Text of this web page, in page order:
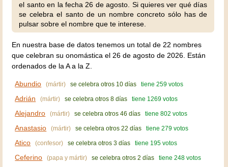
el santo en la fecha 26 de agosto. Si quieres ver qué días
se celebra el santo de un nombre concreto sólo has de
pulsar sobre el nombre que te interese.
En nuestra base de datos tenemos un total de 22 nombres
que celebran su onomástica el 26 de agosto de 2026. Están
ordenados de la A a la Z.
Abundio (mártir) se celebra otros 10 días tiene 259 votos
Adrián (mártir) se celebra otros 8 días tiene 1269 votos
Alejandro (mártir) se celebra otros 46 días tiene 802 votos
Anastasio (mártir) se celebra otros 22 días tiene 279 votos
Atico (confesor) se celebra otros 3 días tiene 195 votos
Ceferino (papa y mártir) se celebra otros 2 días tiene 248 votos